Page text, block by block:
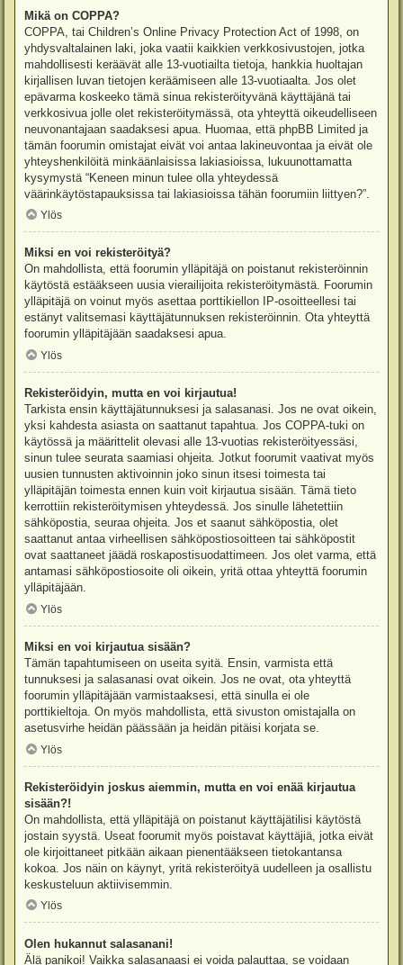
Mikä on COPPA?
COPPA, tai Children’s Online Privacy Protection Act of 1998, on
yhdysvaltalainen laki, joka vaatii kaikkien verkkosivustojen, jotka
mahdollisesti keräävät alle 13-vuotiailta tietoja, hankkia huoltajan
kirjallisen luvan tietojen keräämiseen alle 13-vuotiaalta. Jos olet
epävarma koskeeko tämä sinua rekisteröityvänä käyttäjänä tai
verkkosivua jolle olet rekisteröitymässä, ota yhteyttä oikeudelliseen
neuvonantajaan saadaksesi apua. Huomaa, että phpBB Limited ja
tämän foorumin omistajat eivät voi antaa lakineuvontaa ja eivät ole
yhteyshenkilöitä minkäänlaisissa lakiasioissa, lukuunottamatta
kysymystä “Keneen minun tulee olla yhteydessä
väärinkäytöstapauksissa tai lakiasioissa tähän foorumiin liittyen?”.
Ylös
Miksi en voi rekisteröityä?
On mahdollista, että foorumin ylläpitäjä on poistanut rekisteröinnin
käytöstä estääkseen uusia vierailijoita rekisteröitymästä. Foorumin
ylläpitäjä on voinut myös asettaa porttikiellon IP-osoitteellesi tai
estänyt valitsemasi käyttäjätunnuksen rekisteröinnin. Ota yhteyttä
foorumin ylläpitäjään saadaksesi apua.
Ylös
Rekisteröidyin, mutta en voi kirjautua!
Tarkista ensin käyttäjätunnuksesi ja salasanasi. Jos ne ovat oikein,
yksi kahdesta asiasta on saattanut tapahtua. Jos COPPA-tuki on
käytössä ja määrittelit olevasi alle 13-vuotias rekisteröityessäsi,
sinun tulee seurata saamiasi ohjeita. Jotkut foorumit vaativat myös
uusien tunnusten aktivoinnin joko sinun itsesi toimesta tai
ylläpitäjän toimesta ennen kuin voit kirjautua sisään. Tämä tieto
kerrottiin rekisteröitymisen yhteydessä. Jos sinulle lähetettiin
sähköpostia, seuraa ohjeita. Jos et saanut sähköpostia, olet
saattanut antaa virheellisen sähköpostiosoitteen tai sähköpostit
ovat saattaneet jäädä roskapostisuodattimeen. Jos olet varma, että
antamasi sähköpostiosoite oli oikein, yritä ottaa yhteyttä foorumin
ylläpitäjään.
Ylös
Miksi en voi kirjautua sisään?
Tämän tapahtumiseen on useita syitä. Ensin, varmista että
tunnuksesi ja salasanasi ovat oikein. Jos ne ovat, ota yhteyttä
foorumin ylläpitäjään varmistaaksesi, että sinulla ei ole
porttikieltoja. On myös mahdollista, että sivuston omistajalla on
asetusvirhe heidän päässään ja heidän pitäisi korjata se.
Ylös
Rekisteröidyin joskus aiemmin, mutta en voi enää kirjautua
sisään?!
On mahdollista, että ylläpitäjä on poistanut käyttäjätilisi käytöstä
jostain syystä. Useat foorumit myös poistavat käyttäjiä, jotka eivät
ole kirjoittaneet pitkään aikaan pienentääkseen tietokantansa
kokoa. Jos näin on käynyt, yritä rekisteröityä uudelleen ja osallistu
keskusteluun aktiivisemmin.
Ylös
Olen hukannut salasanani!
Älä panikoi! Vaikka salasanaasi ei voida palauttaa, se voidaan